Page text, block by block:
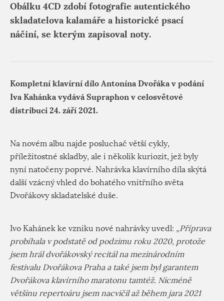
Obálku 4CD zdobí fotografie autentického
skladatelova kalamáře a historické psací
náčiní, se kterým zapisoval noty.
Kompletní klavírní dílo Antonína Dvořáka v podání
Iva Kahánka vydává Supraphon v celosvětové
distribuci 24. září 2021.
Na novém albu najde posluchač větší cykly,
příležitostné skladby, ale i několik kuriozit, jež byly
nyní natočeny poprvé. Nahrávka klavírního díla skýtá
další vzácný vhled do bohatého vnitřního světa
Dvořákovy skladatelské duše.
Ivo Kahánek ke vzniku nové nahrávky uvedl: „Příprava
probíhala v podstatě od podzimu roku 2020, protože
jsem hrál dvořákovský recitál na mezinárodním
festivalu Dvořákova Praha a také jsem byl garantem
Dvořákova klavírního maratonu tamtéž. Nicméně
většinu repertoáru jsem nacvičil až během jara 2021